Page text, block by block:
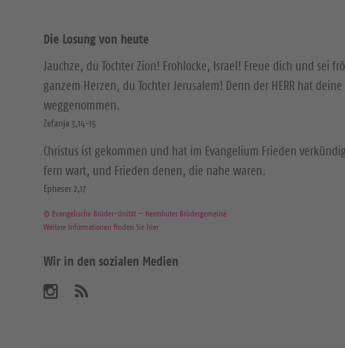
Die Losung von heute
Jauchze, du Tochter Zion! Frohlocke, Israel! Freue dich und sei
ganzem Herzen, du Tochter Jerusalem! Denn der HERR hat deine
weggenommen.
Zefanja 3,14-15
Christus ist gekommen und hat im Evangelium Frieden
fern wart, und Frieden denen, die nahe waren.
Epheser 2,17
© Evangelische Brüder-Unität – Herrnhuter Brüdergemeine
Weitere Informationen finden Sie hier
Wir in den sozialen Medien